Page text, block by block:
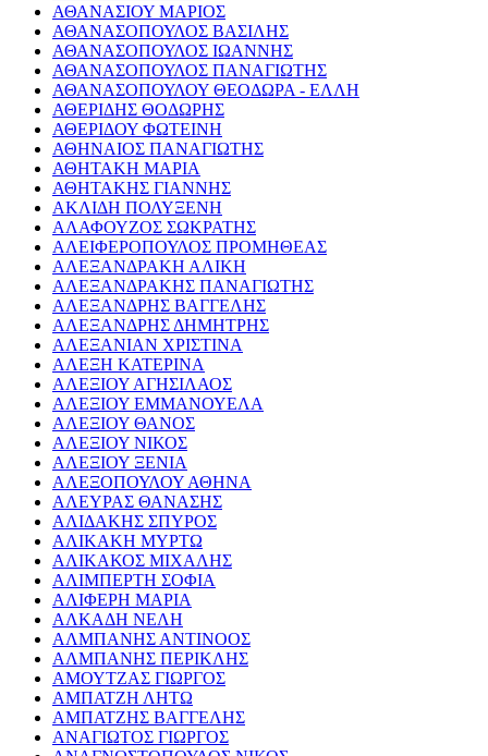
ΑΘΑΝΑΣΙΟΥ ΜΑΡΙΟΣ
ΑΘΑΝΑΣΟΠΟΥΛΟΣ ΒΑΣΙΛΗΣ
ΑΘΑΝΑΣΟΠΟΥΛΟΣ ΙΩΑΝΝΗΣ
ΑΘΑΝΑΣΟΠΟΥΛΟΣ ΠΑΝΑΓΙΩΤΗΣ
ΑΘΑΝΑΣΟΠΟΥΛΟΥ ΘΕΟΔΩΡΑ - ΕΛΛΗ
ΑΘΕΡΙΔΗΣ ΘΟΔΩΡΗΣ
ΑΘΕΡΙΔΟΥ ΦΩΤΕΙΝΗ
ΑΘΗΝΑΙΟΣ ΠΑΝΑΓΙΩΤΗΣ
ΑΘΗΤΑΚΗ ΜΑΡΙΑ
ΑΘΗΤΑΚΗΣ ΓΙΑΝΝΗΣ
ΑΚΛΙΔΗ ΠΟΛΥΞΕΝΗ
ΑΛΑΦΟΥΖΟΣ ΣΩΚΡΑΤΗΣ
ΑΛΕΙΦΕΡΟΠΟΥΛΟΣ ΠΡΟΜΗΘΕΑΣ
ΑΛΕΞΑΝΔΡΑΚΗ ΑΛΙΚΗ
ΑΛΕΞΑΝΔΡΑΚΗΣ ΠΑΝΑΓΙΩΤΗΣ
ΑΛΕΞΑΝΔΡΗΣ ΒΑΓΓΕΛΗΣ
ΑΛΕΞΑΝΔΡΗΣ ΔΗΜΗΤΡΗΣ
ΑΛΕΞΑΝΙΑΝ ΧΡΙΣΤΙΝΑ
ΑΛΕΞΗ ΚΑΤΕΡΙΝΑ
ΑΛΕΞΙΟΥ ΑΓΗΣΙΛΑΟΣ
ΑΛΕΞΙΟΥ ΕΜΜΑΝΟΥΕΛΑ
ΑΛΕΞΙΟΥ ΘΑΝΟΣ
ΑΛΕΞΙΟΥ ΝΙΚΟΣ
ΑΛΕΞΙΟΥ ΞΕΝΙΑ
ΑΛΕΞΟΠΟΥΛΟΥ ΑΘΗΝΑ
ΑΛΕΥΡΑΣ ΘΑΝΑΣΗΣ
ΑΛΙΔΑΚΗΣ ΣΠΥΡΟΣ
ΑΛΙΚΑΚΗ ΜΥΡΤΩ
ΑΛΙΚΑΚΟΣ ΜΙΧΑΛΗΣ
ΑΛΙΜΠΕΡΤΗ ΣΟΦΙΑ
ΑΛΙΦΕΡΗ ΜΑΡΙΑ
ΑΛΚΑΔΗ ΝΕΛΗ
ΑΛΜΠΑΝΗΣ ΑΝΤΙΝΟΟΣ
ΑΛΜΠΑΝΗΣ ΠΕΡΙΚΛΗΣ
ΑΜΟΥΤΖΑΣ ΓΙΩΡΓΟΣ
ΑΜΠΑΤΖΗ ΛΗΤΩ
ΑΜΠΑΤΖΗΣ ΒΑΓΓΕΛΗΣ
ΑΝΑΓΙΩΤΟΣ ΓΙΩΡΓΟΣ